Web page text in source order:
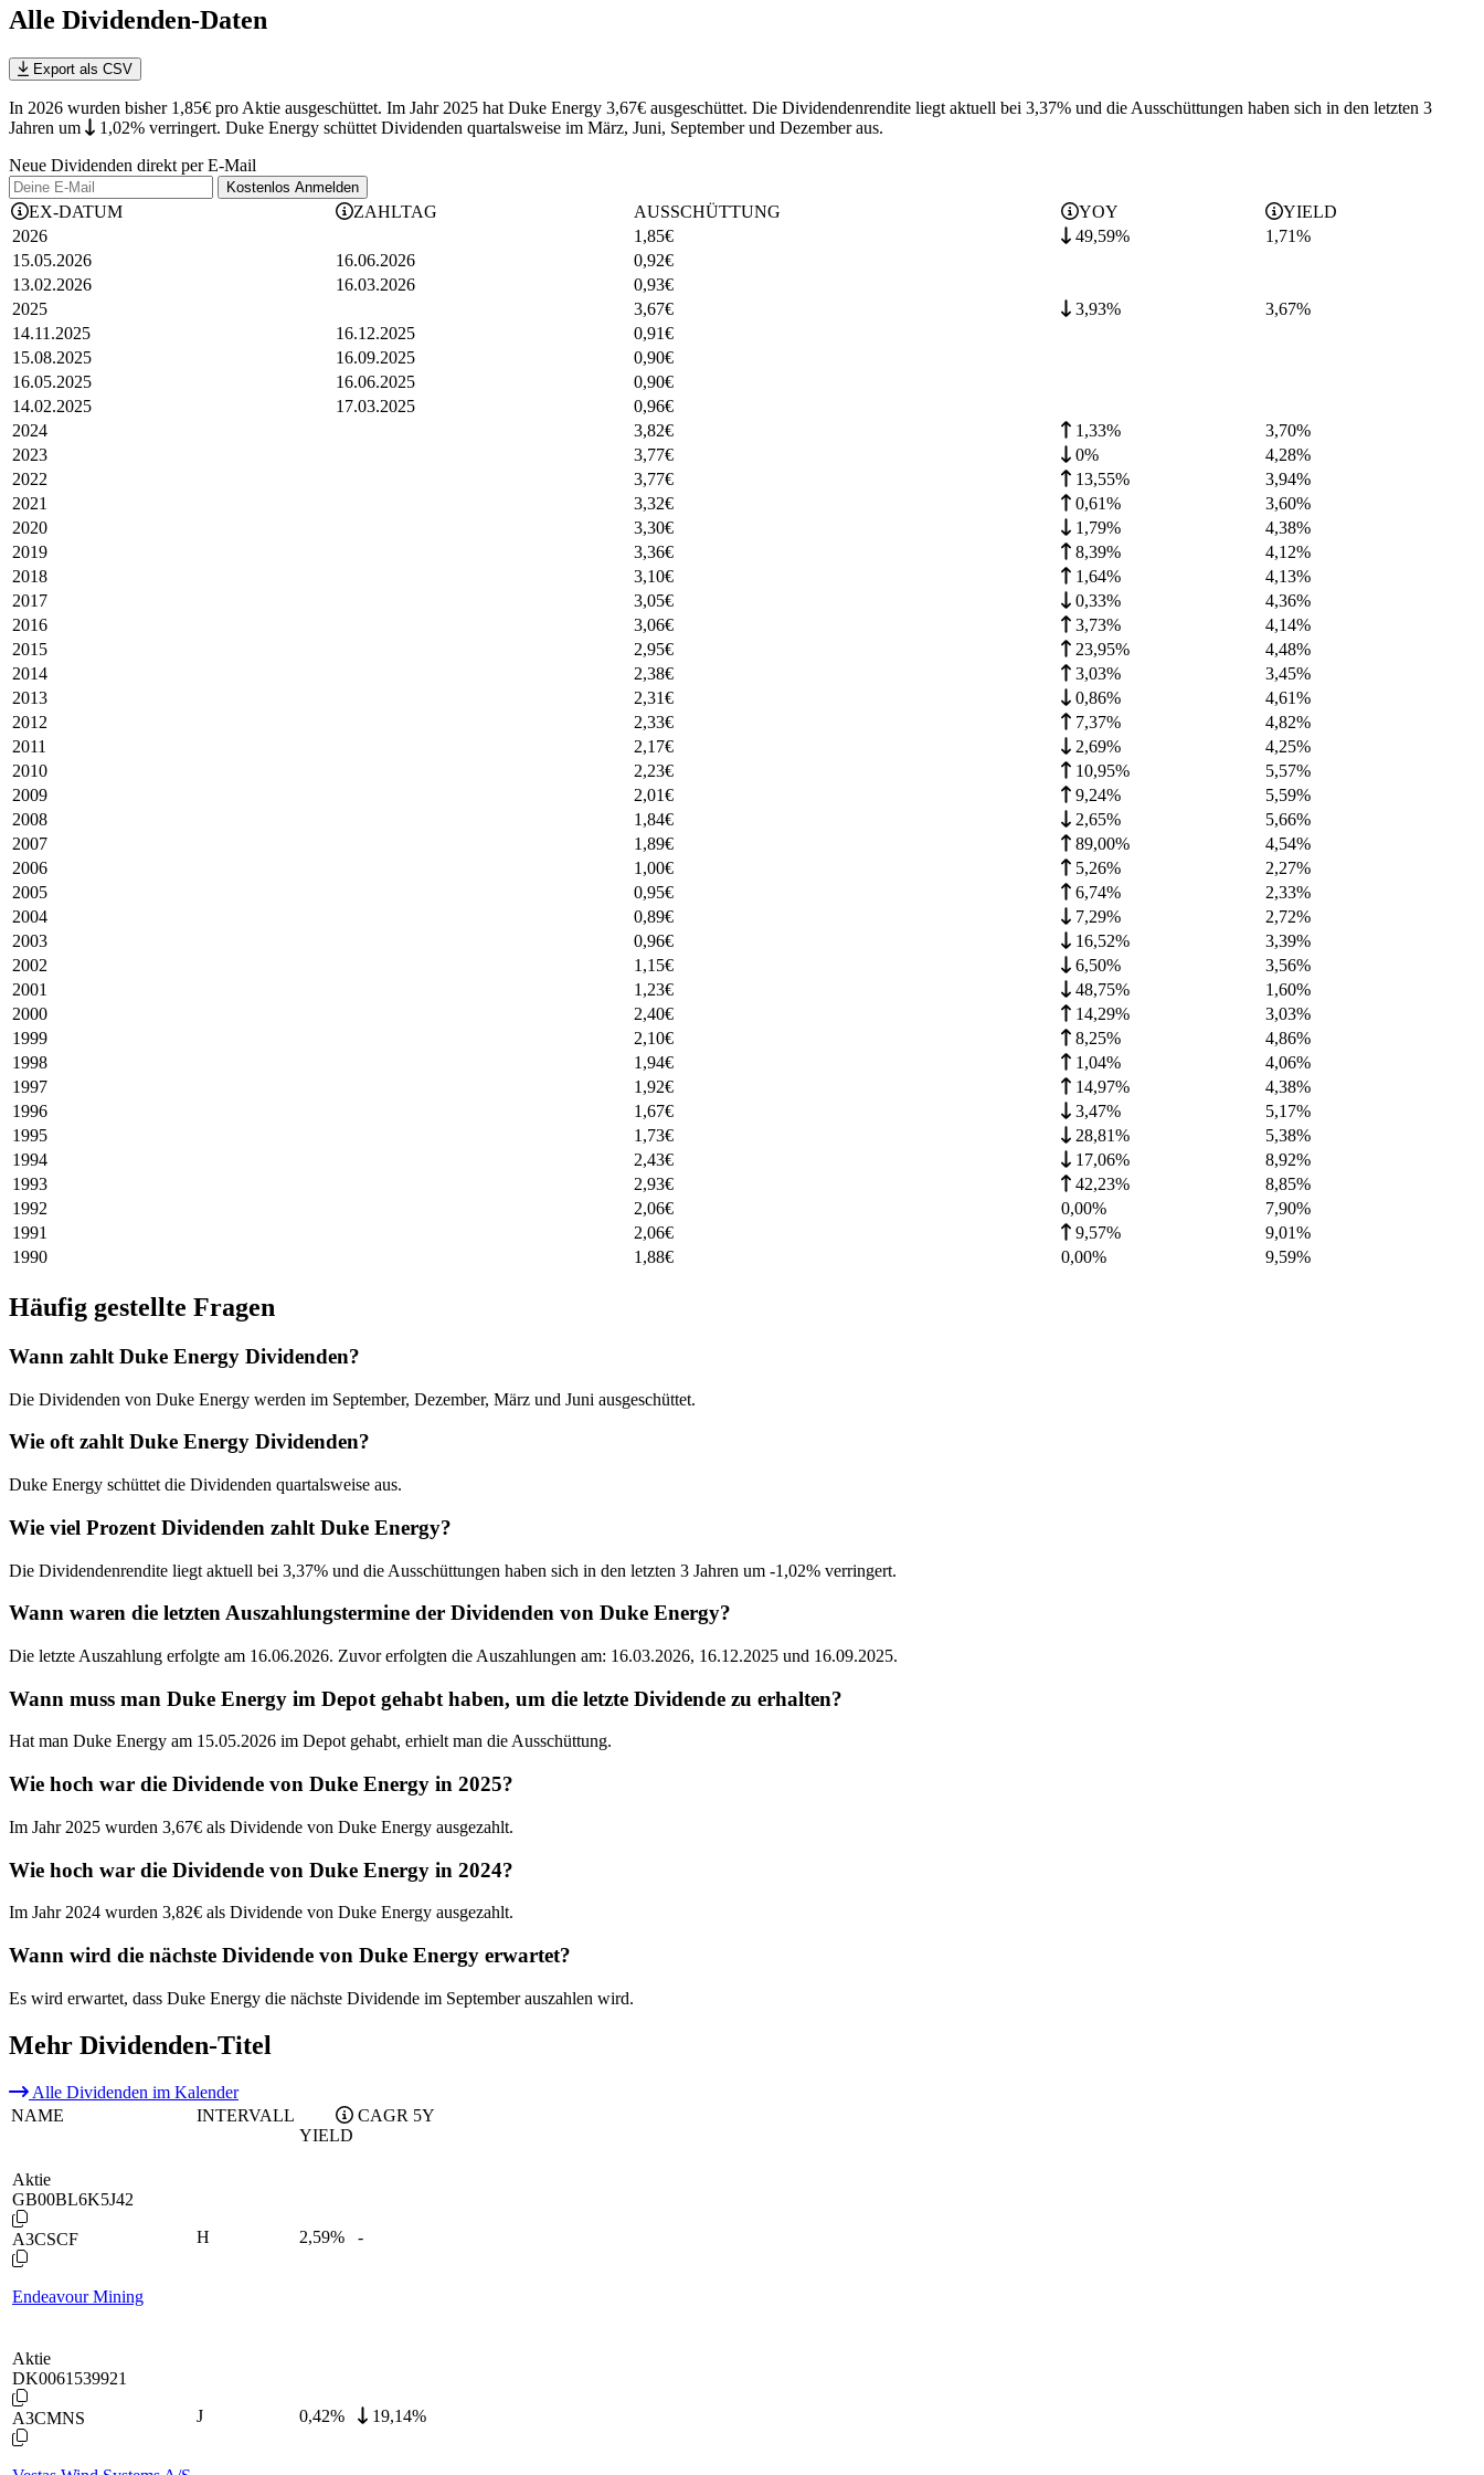
Alle Dividenden-Daten
Export als CSV
In 2026 wurden bisher 1,85€ pro Aktie ausgeschüttet. Im Jahr 2025 hat Duke Energy 3,67€ ausgeschüttet. Die Dividendenrendite liegt aktuell bei 3,37% und die Ausschüttungen haben sich in den letzten 3
Jahren um 1,02% verringert. Duke Energy schüttet Dividenden quartalsweise im März, Juni, September und Dezember aus.
Neue Dividenden direkt per E-Mail
Kostenlos Anmelden
EX-DATUM ZAHLTAG AUSSCHÜTTUNG YOY
YIELD
2026
1,85€ 49,59% 1,71%
15.05.2026
16.06.2026 0,92€
13.02.2026
16.03.2026 0,93€
2025
3,67€ 3,93% 3,67%
14.11.2025
16.12.2025 0,91€
15.08.2025
16.09.2025 0,90€
16.05.2025
16.06.2025 0,90€
14.02.2025
17.03.2025 0,96€
2024
3,82€ 1,33% 3,70%
2023
3,77€ 0% 4,28%
2022
3,77€ 13,55% 3,94%
2021
3,32€ 0,61% 3,60%
2020
3,30€ 1,79% 4,38%
2019
3,36€ 8,39% 4,12%
2018
3,10€ 1,64% 4,13%
2017
3,05€ 0,33% 4,36%
2016
3,06€ 3,73% 4,14%
2015
2,95€ 23,95% 4,48%
2014
2,38€ 3,03% 3,45%
2013
2,31€ 0,86% 4,61%
2012
2,33€ 7,37% 4,82%
2011
2,17€ 2,69% 4,25%
2010
2,23€ 10,95% 5,57%
2009
2,01€ 9,24% 5,59%
2008
1,84€ 2,65% 5,66%
2007
1,89€ 89,00% 4,54%
2006
1,00€ 5,26% 2,27%
2005
0,95€ 6,74% 2,33%
2004
0,89€ 7,29% 2,72%
2003
0,96€ 16,52% 3,39%
2002
1,15€ 6,50% 3,56%
2001
1,23€ 48,75% 1,60%
2000
2,40€ 14,29% 3,03%
1999
2,10€ 8,25% 4,86%
1998
1,94€ 1,04% 4,06%
1997
1,92€ 14,97% 4,38%
1996
1,67€ 3,47% 5,17%
1995
1,73€ 28,81% 5,38%
1994
2,43€ 17,06% 8,92%
1993
2,93€ 42,23% 8,85%
1992
2,06€ 0,00% 7,90%
1991
2,06€ 9,57% 9,01%
1990
1,88€ 0,00% 9,59%
Häufig gestellte Fragen
Wann zahlt Duke Energy Dividenden?
Die Dividenden von Duke Energy werden im September, Dezember, März und Juni ausgeschüttet.
Wie oft zahlt Duke Energy Dividenden?
Duke Energy schüttet die Dividenden quartalsweise aus.
Wie viel Prozent Dividenden zahlt Duke Energy?
Die Dividendenrendite liegt aktuell bei 3,37% und die Ausschüttungen haben sich in den letzten 3 Jahren um -1,02% verringert.
Wann waren die letzten Auszahlungstermine der Dividenden von Duke Energy?
Die letzte Auszahlung erfolgte am 16.06.2026. Zuvor erfolgten die Auszahlungen am: 16.03.2026, 16.12.2025 und 16.09.2025.
Wann muss man Duke Energy im Depot gehabt haben, um die letzte Dividende zu erhalten?
Hat man Duke Energy am 15.05.2026 im Depot gehabt, erhielt man die Ausschüttung.
Wie hoch war die Dividende von Duke Energy in 2025?
Im Jahr 2025 wurden 3,67€ als Dividende von Duke Energy ausgezahlt.
Wie hoch war die Dividende von Duke Energy in 2024?
Im Jahr 2024 wurden 3,82€ als Dividende von Duke Energy ausgezahlt.
Wann wird die nächste Dividende von Duke Energy erwartet?
Es wird erwartet, dass Duke Energy die nächste Dividende im September auszahlen wird.
Mehr Dividenden-Titel
Alle Dividenden im Kalender
NAME
INTERVALL
YIELD
CAGR 5Y
Aktie
GB00BL6K5J42
A3CSCF
Endeavour Mining
H 2,59% -
Aktie
DK0061539921
A3CMNS J 0,42% 19,14%